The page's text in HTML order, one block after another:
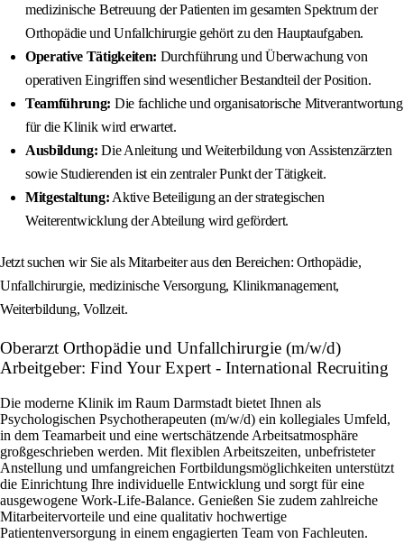
medizinische Betreuung der Patienten im gesamten Spektrum der
Orthopädie und Unfallchirurgie gehört zu den Hauptaufgaben.
Operative Tätigkeiten: Durchführung und Überwachung von
operativen Eingriffen sind wesentlicher Bestandteil der Position.
Teamführung: Die fachliche und organisatorische Mitverantwortung
für die Klinik wird erwartet.
Ausbildung: Die Anleitung und Weiterbildung von Assistenzärzten
sowie Studierenden ist ein zentraler Punkt der Tätigkeit.
Mitgestaltung: Aktive Beteiligung an der strategischen
Weiterentwicklung der Abteilung wird gefördert.
Jetzt suchen wir Sie als Mitarbeiter aus den Bereichen: Orthopädie,
Unfallchirurgie, medizinische Versorgung, Klinikmanagement,
Weiterbildung, Vollzeit.
Oberarzt Orthopädie und Unfallchirurgie (m/w/d)
Arbeitgeber: Find Your Expert - International Recruiting
Die moderne Klinik im Raum Darmstadt bietet Ihnen als
Psychologischen Psychotherapeuten (m/w/d) ein kollegiales Umfeld,
in dem Teamarbeit und eine wertschätzende Arbeitsatmosphäre
großgeschrieben werden. Mit flexiblen Arbeitszeiten, unbefristeter
Anstellung und umfangreichen Fortbildungsmöglichkeiten unterstützt
die Einrichtung Ihre individuelle Entwicklung und sorgt für eine
ausgewogene Work-Life-Balance. Genießen Sie zudem zahlreiche
Mitarbeitervorteile und eine qualitativ hochwertige
Patientenversorgung in einem engagierten Team von Fachleuten.